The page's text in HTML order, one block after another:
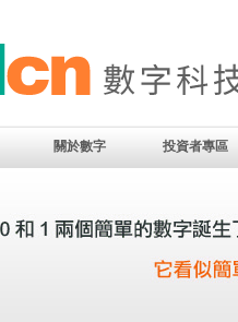
關於數字 投資者專區